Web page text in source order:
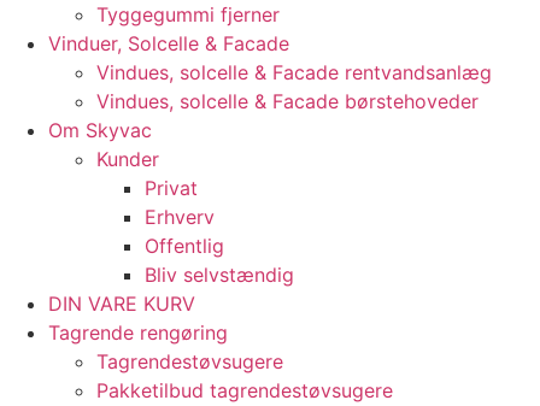
Tyggegummi fjerner
Vinduer, Solcelle & Facade
Vindues, solcelle & Facade rentvandsanlæg
Vindues, solcelle & Facade børstehoveder
Om Skyvac
Kunder
Privat
Erhverv
Offentlig
Bliv selvstændig
DIN VARE KURV
Tagrende rengøring
Tagrendestøvsugere
Pakketilbud tagrendestøvsugere